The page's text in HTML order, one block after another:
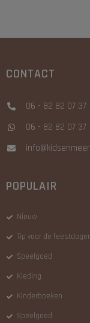
CONTACT
06 - 82 82 07 37
06 - 82 82 07 37
POPULAIR
Nieuw
Tip voor de
Speelgoed
Kleding
Kinderboeken
Speelgoed